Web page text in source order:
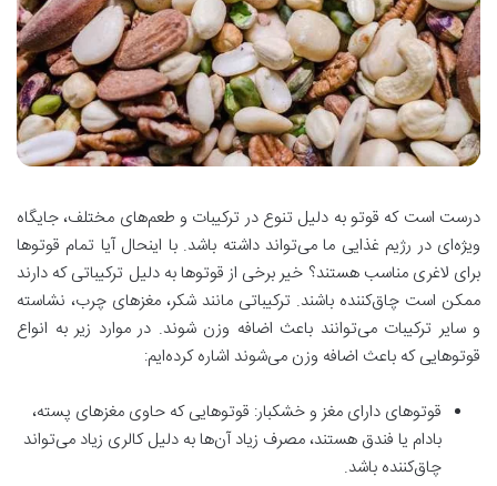
درست است که قوتو به دلیل تنوع در ترکیبات و طعم‌های مختلف، جایگاه
ویژه‌ای در رژیم غذایی ما می‌تواند داشته باشد. با اینحال آیا تمام قوتوها
برای لاغری مناسب هستند؟ خیر برخی از قوتوها به دلیل ترکیباتی که دارند
ممکن است چاق‌کننده باشند. ترکیباتی مانند شکر، مغزهای چرب، نشاسته
و سایر ترکیبات می‌توانند باعث اضافه وزن شوند. در موارد زیر به انواع
قوتوهایی که باعث اضافه وزن می‌شوند اشاره کرده‌ایم:
قوتوهای دارای مغز و خشکبار: قوتوهایی که حاوی مغزهای پسته،
بادام یا فندق هستند، مصرف زیاد آن‌ها به دلیل کالری زیاد می‌تواند
چاق‌کننده باشد.